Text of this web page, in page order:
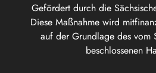
Gefördert durch die
Diese Maßnahme wird
auf der Grundlage des vom
beschlossenen